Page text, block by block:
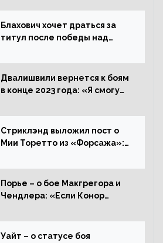
Блахович хочет драться за
титул после победы над
увезти пояс в Польшу»
Двалишвили вернется к боям
в конце 2023 года: «Я смогу
Стриклэнд выложил пост о
Мии Торетто из «Форсажа»:
смотреть этот отсталый
фильм»
Порье – о бое Макгрегора и
Чендлера: «Если Конор
нокаутирует Майкла»
Уайт – о статусе боя